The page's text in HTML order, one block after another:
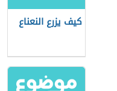
كيف يزرع النعناع